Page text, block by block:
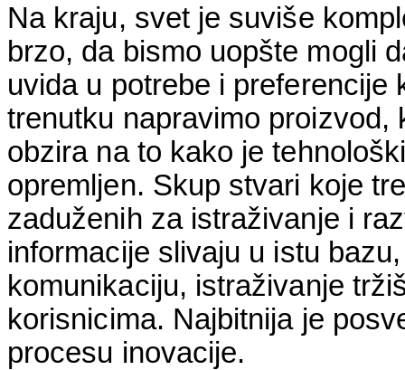
Na kraju, svet je suviše
brzo, da bismo uopšte mogli
uvida u potrebe i preferencije
trenutku napravimo proizvod,
obzira na to kako je
opremljen. Skup stvari koje
zaduženih za istraživanje i
informacije slivaju u istu
komunikaciju, istraživanje
korisnicima. Najbitnija je
procesu inovacije.